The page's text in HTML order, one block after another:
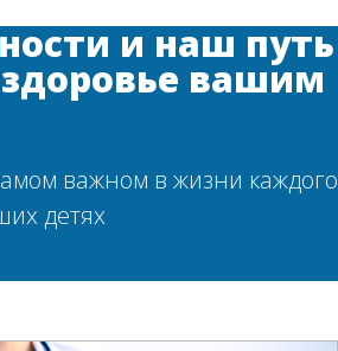
и наш путь
вашим
важном в жизни каждого
детях